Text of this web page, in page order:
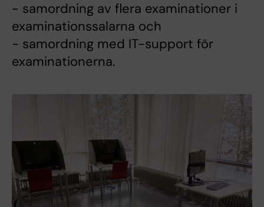
- samordning av flera examinationer i
examinationssalarna och
- samordning med IT-support för
examinationerna.